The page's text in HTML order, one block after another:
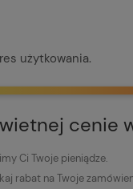
użytkowania.
cenie
Ci Twoje pieniądze.
rabat na Twoje